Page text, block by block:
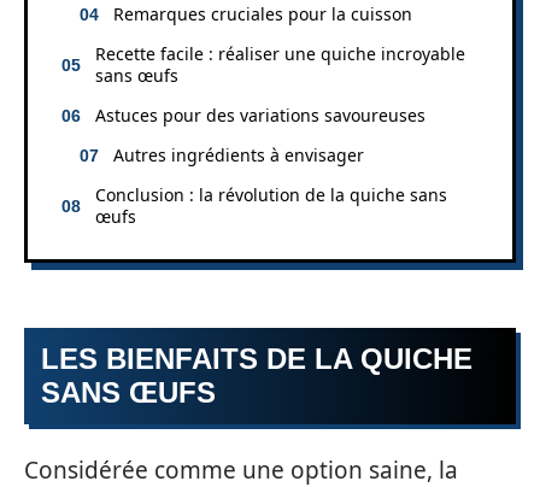
Remarques cruciales pour la cuisson
Recette facile : réaliser une quiche incroyable
sans œufs
Astuces pour des variations savoureuses
Autres ingrédients à envisager
Conclusion : la révolution de la quiche sans
œufs
LES BIENFAITS DE LA QUICHE
SANS ŒUFS
Considérée comme une option saine, la